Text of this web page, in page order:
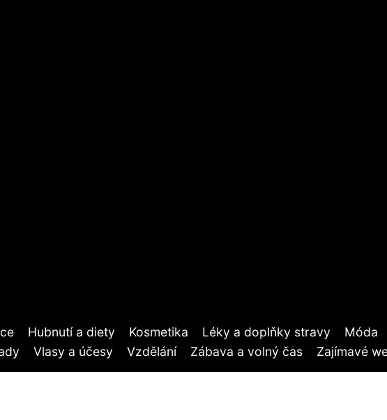
Hubnutí a diety Kosmetika Léky a doplňky stravy Móda
Vlasy a účesy Vzdělání Zábava a volný čas Zajímavé